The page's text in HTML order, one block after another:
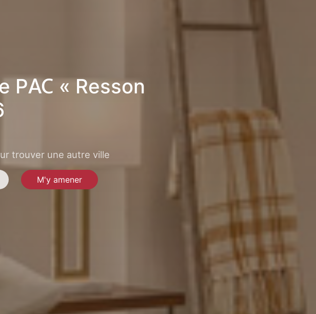
PAC « Resson
trouver une autre ville
M'y amener